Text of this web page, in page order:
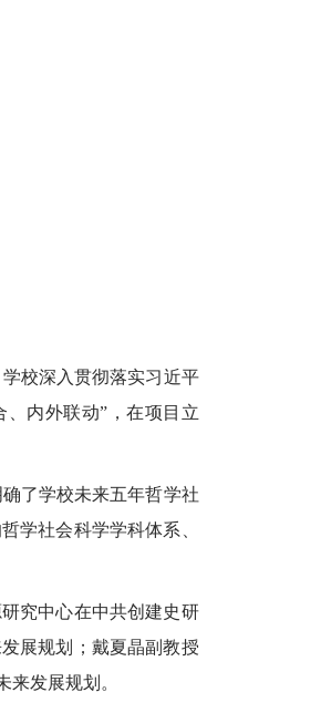
校深入贯彻落实习近平
内外联动”，在项目立
了学校未来五年哲学社
学社会科学学科体系、
究中心在中共创建史研
展规划；戴夏晶副教授
发展规划。